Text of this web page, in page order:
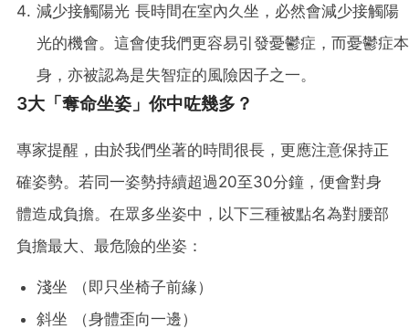
減少接觸陽光 長時間在室內久坐，必然會減少接觸陽
光的機會。這會使我們更容易引發憂鬱症，而憂鬱症本
身，亦被認為是失智症的風險因子之一。
3大「奪命坐姿」你中咗幾多？
專家提醒，由於我們坐著的時間很長，更應注意保持正
確姿勢。若同一姿勢持續超過20至30分鐘，便會對身
體造成負擔。在眾多坐姿中，以下三種被點名為對腰部
負擔最大、最危險的坐姿：
淺坐 （即只坐椅子前緣）
斜坐 （身體歪向一邊）